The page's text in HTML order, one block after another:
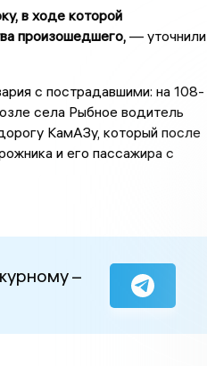
в ходе которой
произошедшего,— уточнили
с пострадавшими: на 108-
села Рыбное водитель
КамАЗу, который после
и его пассажира с
–